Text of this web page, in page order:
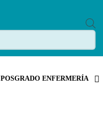
R
D
S
POSGRADO ENFERMERÍA